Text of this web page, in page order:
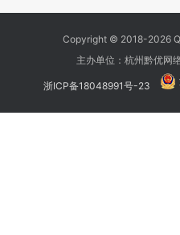
Copyright © 2018-2026
主办单位：杭州黔优网
浙ICP备18048991号-23